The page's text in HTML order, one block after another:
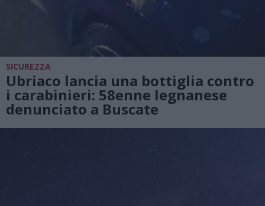
SICUREZZA
Ubriaco lancia una bottiglia contro
i carabinieri: 58enne legnanese
denunciato a Buscate